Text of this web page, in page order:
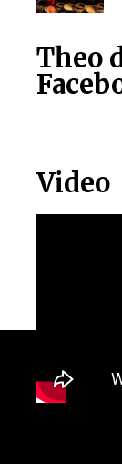
Theo
Video